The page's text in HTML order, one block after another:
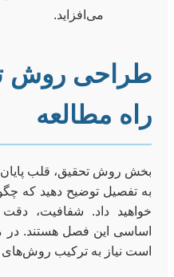
می‌افزاید.
طراحی روش
راه مطالعه
بخش روش تحقیق، قلب
به تفصیل توضیح دهید که
خواهید داد. شفافیت، دقت
اساسی این فصل هستند. در
است نیاز به ترکیب